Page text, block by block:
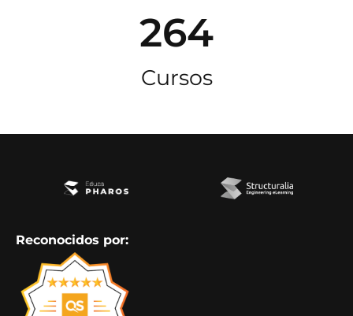
264
Cursos
Reconocidos por: